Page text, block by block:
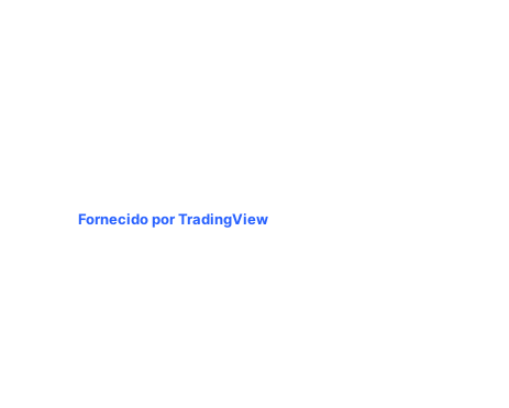
Fornecido por TradingView